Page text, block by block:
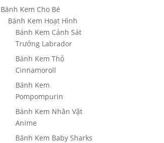
Bánh Kem Cho Bé
Bánh Kem Hoạt Hình
Bánh Kem Cảnh Sát
Trưởng Labrador
Bánh Kem Thỏ
Cinnamoroll
Bánh Kem
Pompompurin
Bánh Kem Nhân Vật
Anime
Bánh Kem Baby Sharks